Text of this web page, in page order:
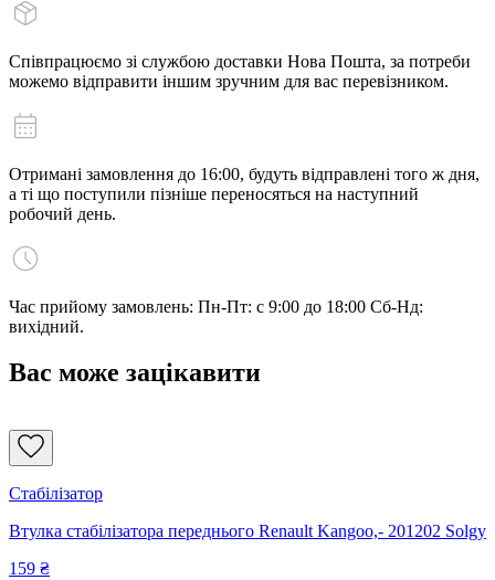
Співпрацюємо зі службою доставки Нова Пошта, за потреби
можемо відправити іншим зручним для вас перевізником.
Отримані замовлення до 16:00, будуть відправлені того ж дня,
а ті що поступили пізніше переносяться на наступний
робочий день.
Час прийому замовлень: Пн-Пт: с 9:00 до 18:00 Сб-Нд:
вихідний.
Вас може зацікавити
Стабілізатор
Втулка стабілізатора переднього Renault Kangoo,- 201202 Solgy
159 ₴